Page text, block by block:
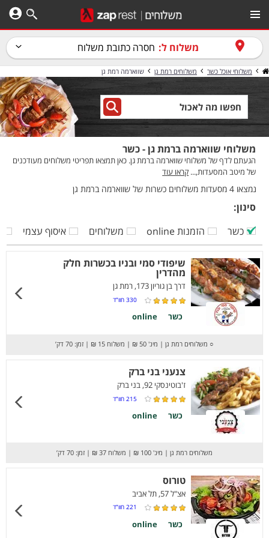
משלוח ל: חסרה כתובת משלוח
משלוחי אוכל כשר משלוחים רמת גן שווארמה רמת גן
משלוחי שווארמה ברמת גן - כשר
הגעתם לדף של משלוחי שווארמה ברמת גן. כאן תמצאו תפריטי משלוחים מעודכנים
של מיטב המסעדות,... קראו עוד
נמצאו 4 מסעדות משלוחים כשרות של שווארמה ברמת גן
סינון:
כשר
הזמנות online משלוחים איסוף עצמי
שיפודי סמי ובניו בכשרות חלק
מהדרין
דרך בן גוריון 173, רמת גן
330 חוו”ד
כשר online
○ משלוחים רמת גן | מינ' 50 ₪ | משלוח 15 ₪ | זמן: 70 דק’
צנעני בני ברק
ז'בוטינסקי 92, בני ברק
215 חוו”ד
כשר online
משלוחים רמת גן | מינ' 100 ₪ | משלוח 37 ₪ | זמן: 70 דק’
טורוס
אצ"ל 57, תל אביב
221 חוו”ד
כשר online